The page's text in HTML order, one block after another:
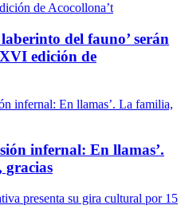
laberinto del fauno’ serán
edición de
infernal: En llamas’.
gracias